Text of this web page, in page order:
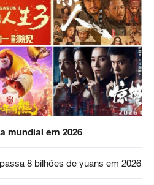
mundial em 2026
8 bilhões de yuans em 2026